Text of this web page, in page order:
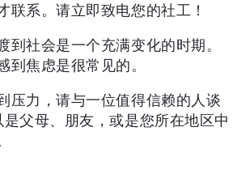
联系。请立即致电您的社工！
到社会是一个充满变化的时期。
到焦虑是很常见的。
压力，请与一位值得信赖的人谈
父母、朋友，或是您所在地区中